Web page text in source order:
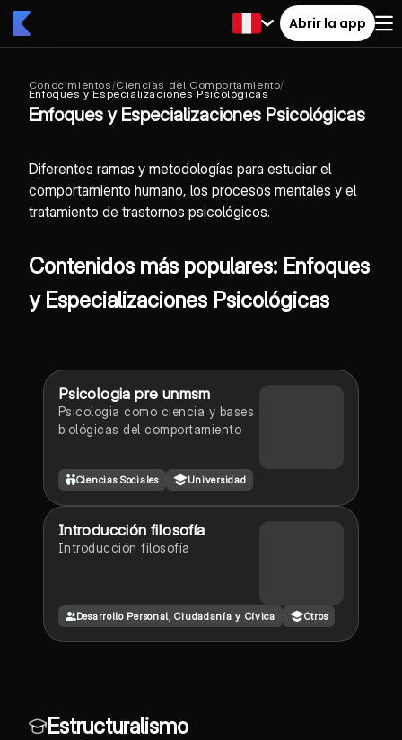
Abrir la app
Conocimientos/Ciencias del Comportamiento/
Enfoques y Especializaciones Psicológicas
Enfoques y Especializaciones Psicológicas
Diferentes ramas y metodologías para estudiar el
comportamiento humano, los procesos mentales y el
tratamiento de trastornos psicológicos.
Contenidos más populares: Enfoques
y Especializaciones Psicológicas
Psicologia pre unmsm
Psicologia como ciencia y bases
biológicas del comportamiento
Ciencias Sociales Universidad
Introducción filosofía
Introducción filosofía
Desarrollo Personal, Ciudadanía y Cívica Otros
Estructuralismo